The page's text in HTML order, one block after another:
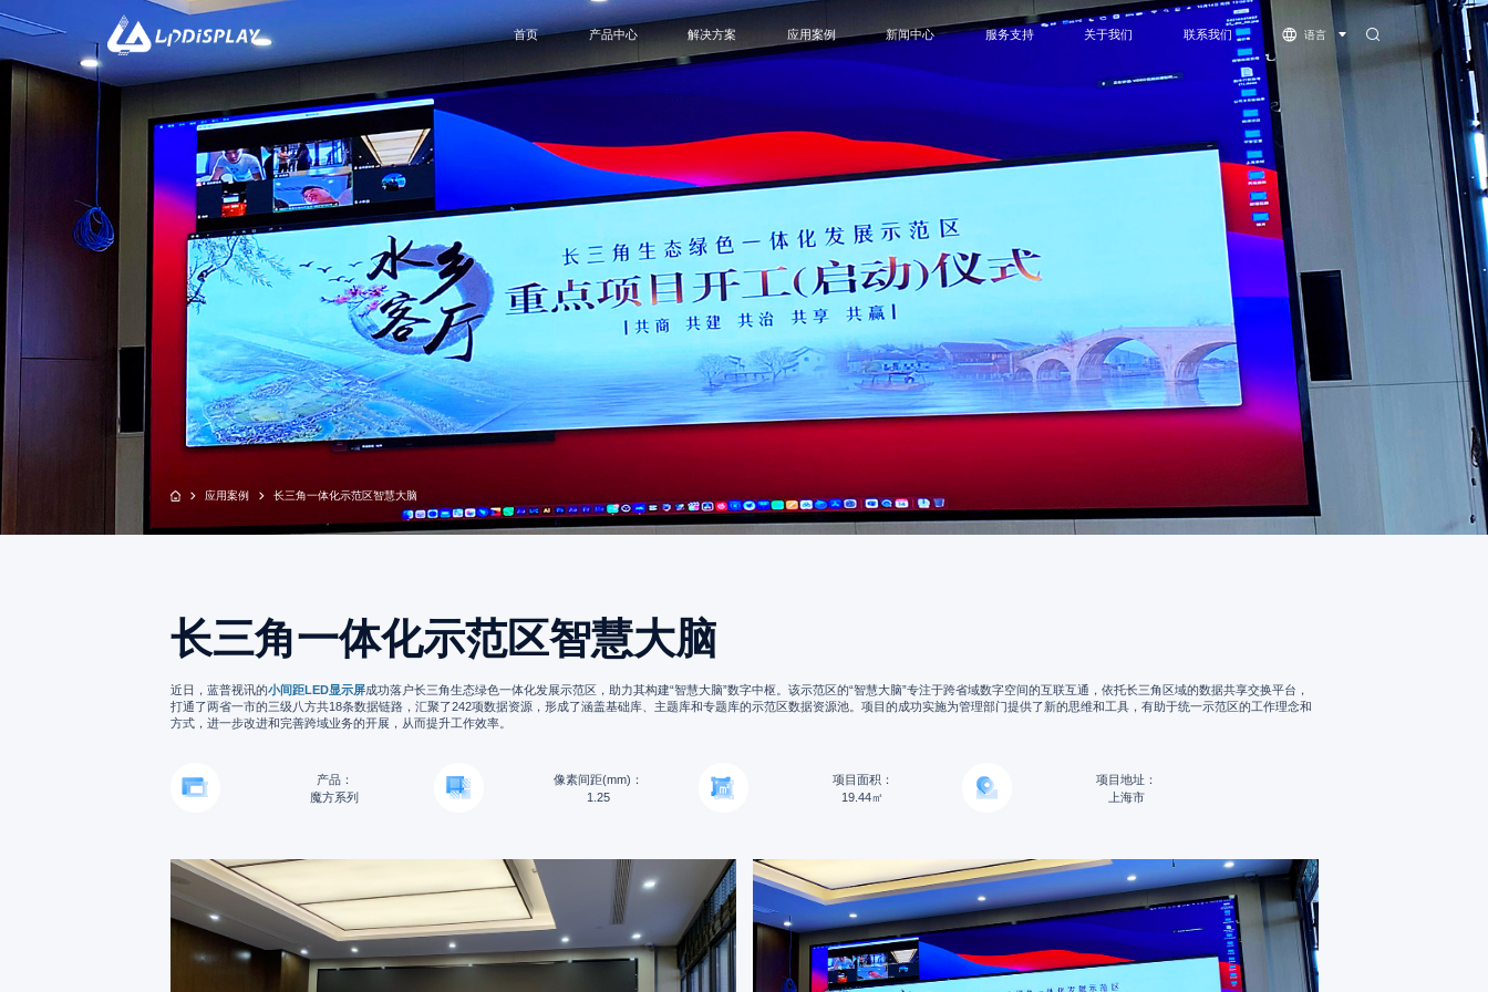
首页 产品中心
户外屏 一体机
双子座系列 领航员系列 萤火虫系列-COB
解决方案
控制中心解决方案
商业显示解决方案
教育显示解决方案
创意显示解决方案
应用案例
政府单位
商业显示
演播室
教育
新闻中心
公司新闻
展会活动
博客
服务支持 关于我们
资质荣誉
联系我们 语言
应用案例 长三角一体化示范区智慧大脑
长三角一体化示范区智慧大脑
近日，蓝普视讯的小间距LED显示屏成功落户长三角生态绿色一体化发展示范区，助力其构建“智慧大脑”数字中枢。该示范区的“智慧大脑”专注于跨省域数字空间的互联互通，依托长三角区域的数据共享交换平台，
打通了两省一市的三级八方共18条数据链路，汇聚了242项数据资源，形成了涵盖基础库、主题库和专题库的示范区数据资源池。项目的成功实施为管理部门提供了新的思维和工具，有助于统一示范区的工作理念和
方式，进一步改进和完善跨域业务的开展，从而提升工作效率。
产品：
魔方系列
像素间距(mm)：
1.25
项目面积：
19.44㎡
项目地址：
上海市